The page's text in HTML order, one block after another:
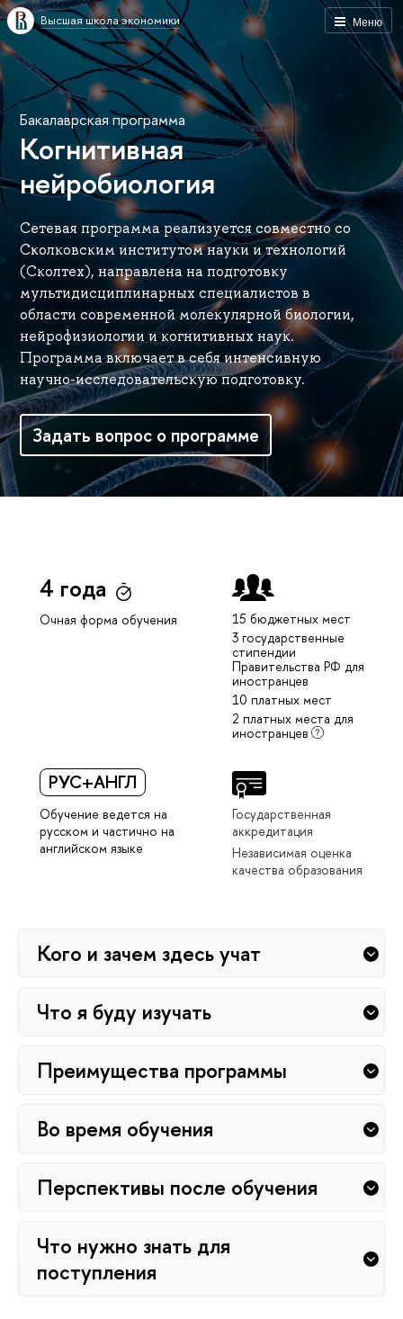
Меню
Высшая школа экономики
Бакалаврская программа
Когнитивная
нейробиология
Сетевая программа реализуется совместно со
Сколковским институтом науки и технологий
(Сколтех), направлена на подготовку
мультидисциплинарных специалистов в
области современной молекулярной биологии,
нейрофизиологии и когнитивных наук.
Программа включает в себя интенсивную
научно-исследовательскую подготовку.
Задать вопрос о программе
4 года
Очная форма обучения
15 бюджетных мест
3 государственные
стипендии
Правительства РФ для
иностранцев
10 платных мест
2 платных места для
иностранцев
РУС+АНГЛ
Обучение ведется на
русском и частично на
английском языке
Государственная
аккредитация
Независимая оценка
качества образования
Кого и зачем здесь учат
Что я буду изучать
Преимущества программы
Во время обучения
Перспективы после обучения
Что нужно знать для
поступления